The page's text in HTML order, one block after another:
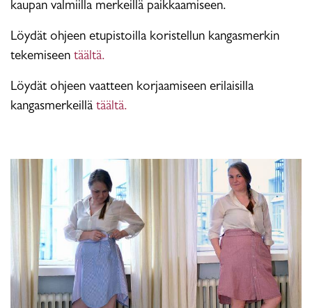
kaupan valmiilla merkeillä paikkaamiseen.
Löydät ohjeen etupistoilla koristellun kangasmerkin
tekemiseen täältä.
Löydät ohjeen vaatteen korjaamiseen erilaisilla
kangasmerkeillä täältä.